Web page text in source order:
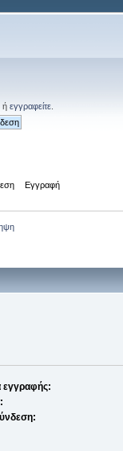
ή εγγραφείτε
Εγγραφή
εγγραφής: